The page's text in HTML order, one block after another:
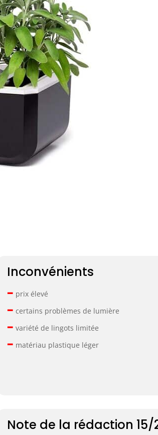
Inconvénients
– prix élevé
– certains problèmes de lumière
– variété de lingots limitée
– matériau plastique léger
Note de la rédaction 15/